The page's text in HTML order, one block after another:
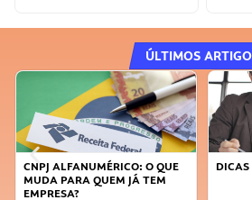
ÚLTIMOS
CNPJ ALFANUMÉRICO: O QUE
MUDA PARA QUEM JÁ TEM
EMPRESA?
DICAS